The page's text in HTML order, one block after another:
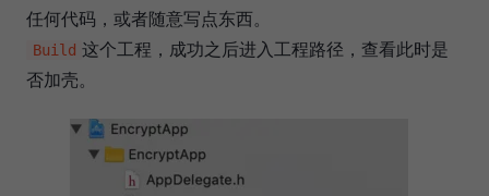
任何代码，或者随意写点东西。
Build 这个工程，成功之后进入工程路径，查看此时是
否加壳。